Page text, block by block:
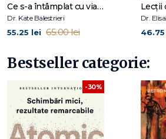
Ce s-a întâmplat cu viața mea sexuală?
Dr. Kate Balestrieri
55.25 lei 65.00 lei
Lecții
Bestseller categorie:
-30%